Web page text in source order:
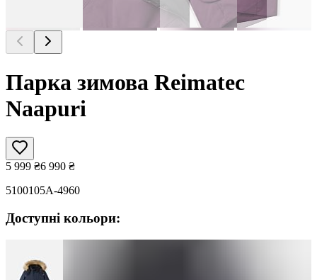
Парка зимова Reimatec
Naapuri
5 999 ₴6 990 ₴
5100105A-4960
Доступні кольори: